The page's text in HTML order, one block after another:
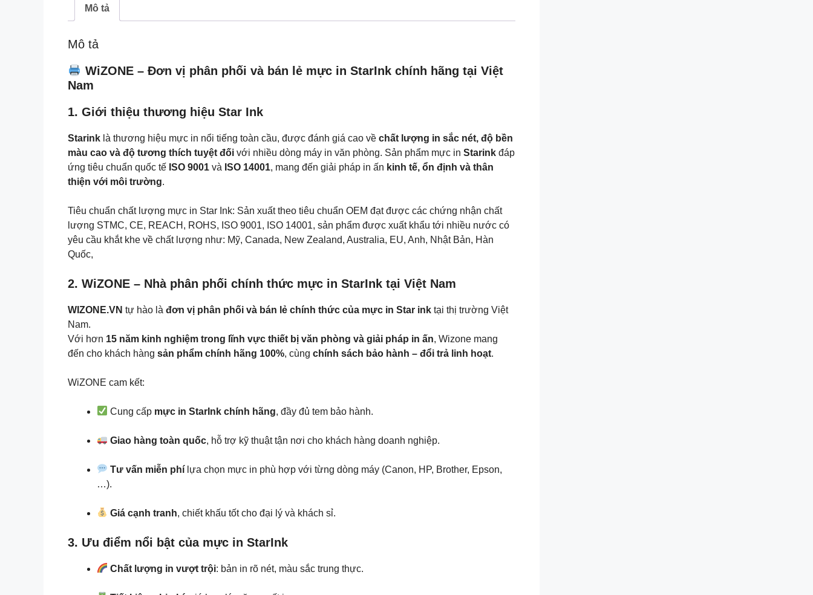
máy
pro
M102/
lượng
Mô tả
Mô tả
WiZONE – Đơn vị phân phối và bán lẻ mực in StarInk chính hãng tại Việt
Nam
1. Giới thiệu thương hiệu Star Ink
Starink là thương hiệu mực in nổi tiếng toàn cầu, được đánh giá cao về chất lượng in sắc nét, độ bền
màu cao và độ tương thích tuyệt đối với nhiều dòng máy in văn phòng. Sản phẩm mực in Starink đáp
ứng tiêu chuẩn quốc tế ISO 9001 và ISO 14001, mang đến giải pháp in ấn kinh tế, ổn định và thân
thiện với môi trường.
Tiêu chuẩn chất lượng mực in Star Ink: Sản xuất theo tiêu chuẩn OEM đạt được các chứng nhận chất
lượng STMC, CE, REACH, ROHS, ISO 9001, ISO 14001, sản phẩm được xuất khẩu tới nhiều nước có
yêu cầu khắt khe về chất lượng như: Mỹ, Canada, New Zealand, Australia, EU, Anh, Nhật Bản, Hàn
Quốc,
2. WiZONE – Nhà phân phối chính thức mực in StarInk tại Việt Nam
WIZONE.VN tự hào là đơn vị phân phối và bán lẻ chính thức của mực in Star ink tại thị trường Việt
Nam.
Với hơn 15 năm kinh nghiệm trong lĩnh vực thiết bị văn phòng và giải pháp in ấn, Wizone mang
đến cho khách hàng sản phẩm chính hãng 100%, cùng chính sách bảo hành – đổi trả linh hoạt.
WiZONE cam kết:
Cung cấp mực in StarInk chính hãng, đầy đủ tem bảo hành.
Giao hàng toàn quốc, hỗ trợ kỹ thuật tận nơi cho khách hàng doanh nghiệp.
Tư vấn miễn phí lựa chọn mực in phù hợp với từng dòng máy (Canon, HP, Brother, Epson,
…).
Giá cạnh tranh, chiết khấu tốt cho đại lý và khách sỉ.
3. Ưu điểm nổi bật của mực in StarInk
Chất lượng in vượt trội: bản in rõ nét, màu sắc trung thực.